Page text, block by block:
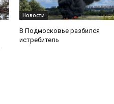
Новости
В Подмосковье разбился
истребитель